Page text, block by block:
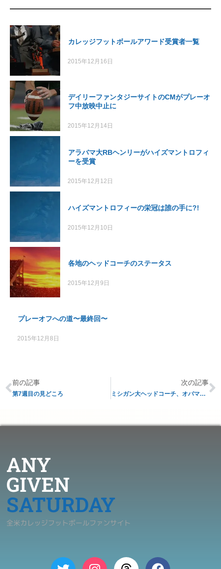
カレッジフットボールアワード受賞者一覧
2015年12月16日
デイリーファンタジーサイトのCMがプレーオ
フ中放映中止に
2015年12月14日
アラバマ大RBヘンリーがハイズマントロフィ
ーを受賞
2015年12月12日
ハイズマントロフィーの栄冠は誰の手に?!
2015年12月10日
各地のヘッドコーチのステータス
2015年12月9日
プレーオフへの道〜最終回〜
2015年12月8日
前の記事
第7週目の見どころ
次の記事
ミシガン大ヘッドコーチ、オバマ大統領と面会
ANY
GIVEN
SATURDAY
全米カレッジフットボールファンサイト